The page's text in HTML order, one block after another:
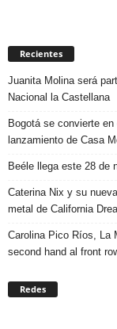
Recientes
Juanita Molina será
Nacional la Castellana
Bogotá se convierte
lanzamiento de Casa
Beéle llega este 28 de
Caterina Nix y su
metal de California
Carolina Pico Ríos, La
second hand al front
Redes